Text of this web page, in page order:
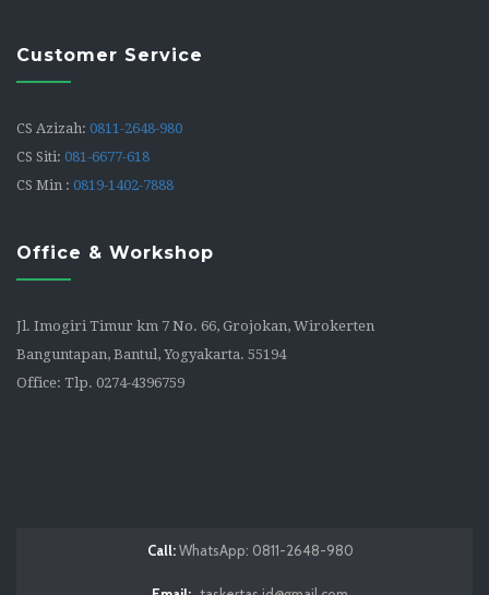
Customer Service
CS Azizah: 0811-2648-980
CS Siti: 081-6677-618
CS Min : 0819-1402-7888
Office & Workshop
Jl. Imogiri Timur km 7 No. 66, Grojokan, Wirokerten
Banguntapan, Bantul, Yogyakarta. 55194
Office: Tlp. 0274-4396759
Call:WhatsApp: 0811-2648-980